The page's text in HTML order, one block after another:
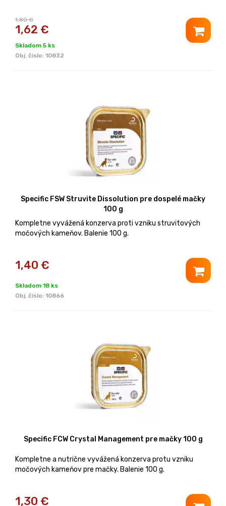
1,80 €
1,62 €
Skladom 5 ks
Obj. čislo: 10832
Specific FSW Struvite Dissolution pre dospelé mačky
100 g
Kompletne vyvážená konzerva proti vzniku struvitových
močových kameňov. Balenie 100 g.
1,40 €
Skladom 18 ks
Obj. čislo: 10866
Specific FCW Crystal Management pre mačky 100 g
Kompletne a nutrične vyvážená konzerva protu vzniku
močových kameňov pre mačky. Balenie 100 g.
1,30 €